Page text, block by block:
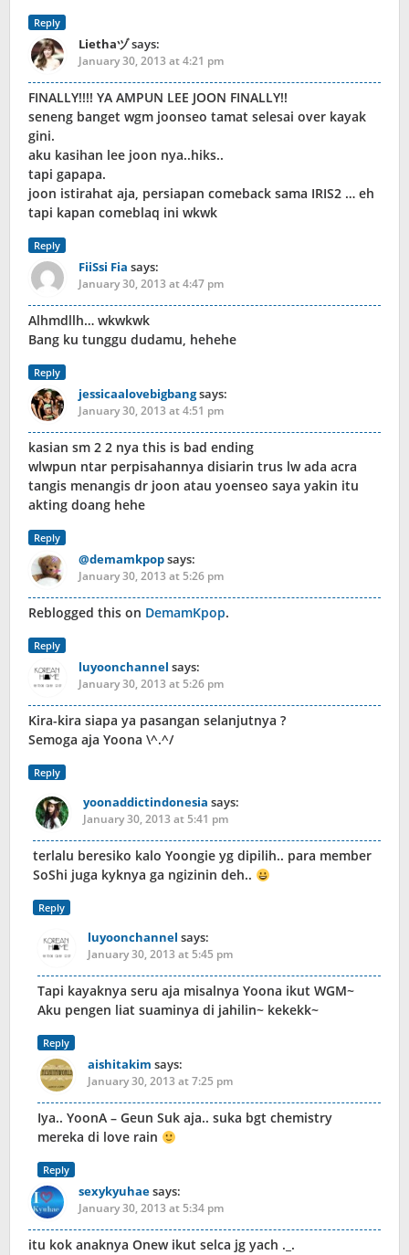
Reply
Liethaヅsays:
January 30, 2013 at 4:21 pm
FINALLY!!!! YA AMPUN LEE JOON FINALLY!!
seneng banget wgm joonseo tamat selesai over kayak
gini.
aku kasihan lee joon nya..hiks..
tapi gapapa.
joon istirahat aja, persiapan comeback sama IRIS2 … eh
tapi kapan comeblaq ini wkwk
Reply
FiiSsi Fia says:
January 30, 2013 at 4:47 pm
Alhmdllh… wkwkwk
Bang ku tunggu dudamu, hehehe
Reply
jessicaalovebigbangsays:
January 30, 2013 at 4:51 pm
kasian sm 2 2 nya this is bad ending
wlwpun ntar perpisahannya disiarin trus lw ada acra
tangis menangis dr joon atau yoenseo saya yakin itu
akting doang hehe
Reply
@demamkpopsays:
January 30, 2013 at 5:26 pm
Reblogged this on DemamKpop.
Reply
luyoonchannel says:
January 30, 2013 at 5:26 pm
Kira-kira siapa ya pasangan selanjutnya ?
Semoga aja Yoona \^.^/
Reply
yoonaddictindonesia says:
January 30, 2013 at 5:41 pm
terlalu beresiko kalo Yoongie yg dipilih.. para member
SoShi juga kyknya ga ngizinin deh..
Reply
luyoonchannel says:
January 30, 2013 at 5:45 pm
Tapi kayaknya seru aja misalnya Yoona ikut WGM~
Aku pengen liat suaminya di jahilin~ kekekk~
Reply
aishitakim says:
January 30, 2013 at 7:25 pm
Iya.. YoonA – Geun Suk aja.. suka bgt chemistry
mereka di love rain
Reply
sexykyuhaesays:
January 30, 2013 at 5:34 pm
itu kok anaknya Onew ikut selca jg yach ._.